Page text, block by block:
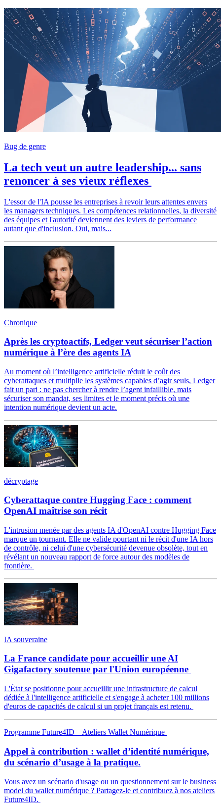
Bug de genre
La tech veut un autre leadership... sans
renoncer à ses vieux réflexes
L'essor de l'IA pousse les entreprises à revoir leurs attentes envers
les managers techniques. Les compétences relationnelles, la diversité
des équipes et l'autorité deviennent des leviers de performance
autant que d'inclusion. Oui, mais...
Chronique
Après les cryptoactifs, Ledger veut sécuriser l’action
numérique à l’ère des agents IA
Au moment où l’intelligence artificielle réduit le coût des
cyberattaques et multiplie les systèmes capables d’agir seuls, Ledger
fait un pari : ne pas chercher à rendre l’agent infaillible, mais
sécuriser son mandat, ses limites et le moment précis où une
intention numérique devient un acte.
décryptage
Cyberattaque contre Hugging Face : comment
OpenAI maîtrise son récit
L'intrusion menée par des agents IA d'OpenAI contre Hugging Face
marque un tournant. Elle ne valide pourtant ni le récit d'une IA hors
de contrôle, ni celui d'une cybersécurité devenue obsolète, tout en
révélant un nouveau rapport de force autour des modèles de
frontière.
IA souveraine
La France candidate pour accueillir une AI
Gigafactory soutenue par l'Union européenne
L'État se positionne pour accueillir une infrastructure de calcul
dédiée à l'intelligence artificielle et s'engage à acheter 100 millions
d'euros de capacités de calcul si un projet français est retenu.
Programme Future4ID – Ateliers Wallet Numérique
Appel à contribution : wallet d’identité numérique,
du scénario d’usage à la pratique.
Vous avez un scénario d'usage ou un questionnement sur le business
model du wallet numérique ? Partagez-le et contribuez à nos ateliers
Future4ID.